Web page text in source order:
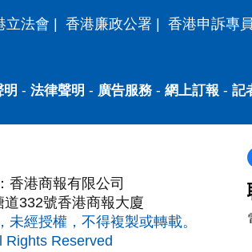
立法會 香港廉政公署 香港申訴專
明 - 法律聲明 - 廣告服務- 網上訂報 - 記
香港商報有限公司
332號香港商報大廈
經授權，不得複製或轉載。
Rights Reserved